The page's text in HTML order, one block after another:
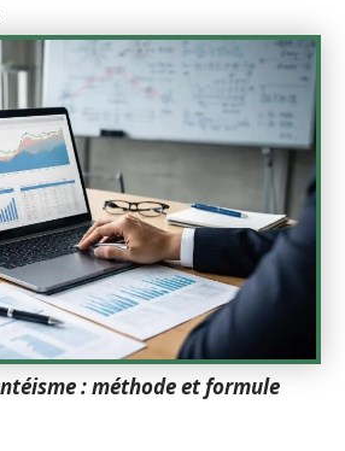
: méthode et formule